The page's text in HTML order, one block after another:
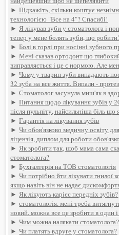
►Підкажіть, скільки коштує
технологією "Все на 4"? Спасибі!
►Я лікував зуби у стоматолога і
тепер у мене болять зуби, що
►Болі в горлі при носінні зубного
►Мені сказав ортодонт що
виправляється і це є нормою. Але
►Чому у тварин зуби випадають
32 зуба на все життя. Випали -
►Стоматолог засунула миш'як в
►Питання щодо лікування зубів у
після пульпіту, найсильніша біль що
►Гарантія на лікування зубів
►Чи обов'язково медичну освіту
ліцензія, диплом для роботи
►Як зробити так, щоб мама сама
стоматолога?
►Бухгалтерія на ТОВ стоматологія
►Чи потрібно йти лікувати гнилої
якщо навіть він не надає
►Як лікують карієс передніх зубів?
►стоматологія. мені треба
новий. можна все це зробити в один
►Чим можна налякати стоматолога?
►Чи платять вдруге у стоматолога?